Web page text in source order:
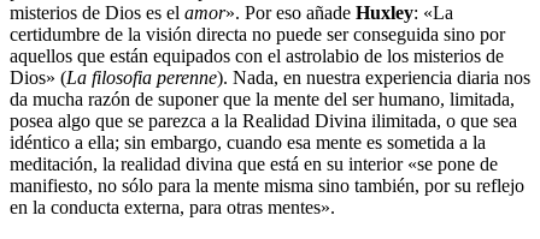
misterios de Dios es el amor». Por eso añade Huxley: «La
certidumbre de la visión directa no puede ser conseguida sino por
aquellos que están equipados con el astrolabio de los misterios de
Dios» (La filosofia perenne). Nada, en nuestra experiencia diaria nos
da mucha razón de suponer que la mente del ser humano, limitada,
posea algo que se parezca a la Realidad Divina ilimitada, o que sea
idéntico a ella; sin embargo, cuando esa mente es sometida a la
meditación, la realidad divina que está en su interior «se pone de
manifiesto, no sólo para la mente misma sino también, por su reflejo
en la conducta externa, para otras mentes».